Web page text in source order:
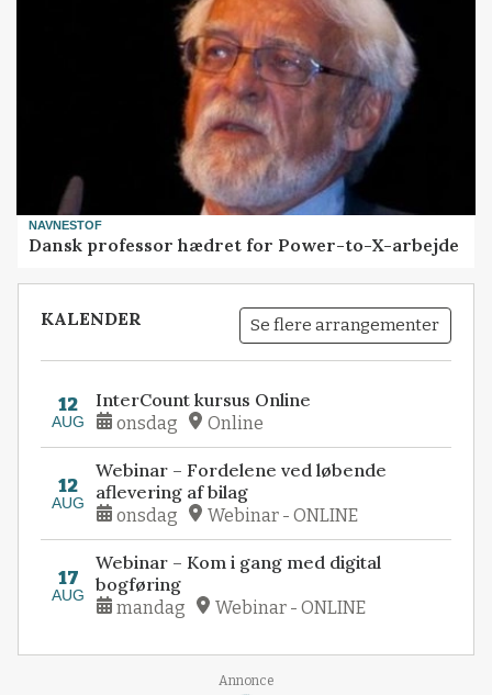
NAVNESTOF
Dansk professor hædret for Power-to-X-arbejde
KALENDER Se flere arrangementer
12
AUG
InterCount kursus Online
onsdag Online
12
AUG
Webinar – Fordelene ved løbende
aflevering af bilag
onsdag Webinar - ONLINE
17
AUG
Webinar – Kom i gang med digital
bogføring
mandag Webinar - ONLINE
Annonce